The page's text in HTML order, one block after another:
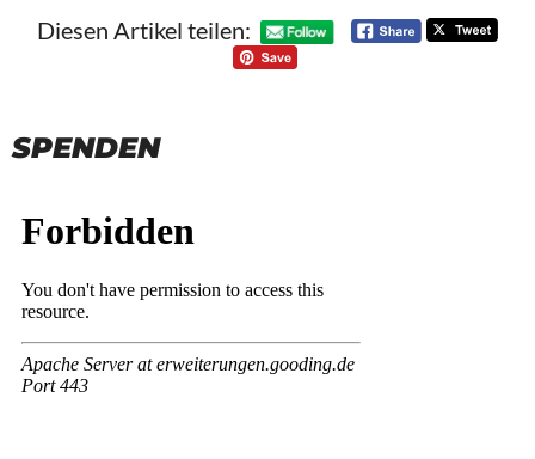
Diesen Artikel teilen:
SPENDEN